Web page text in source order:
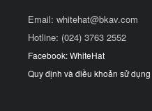
Email: whitehat@bkav.com
Hotline: (024) 3763 2552
Facebook: WhiteHat
Quy định và điều khoản sử dụng